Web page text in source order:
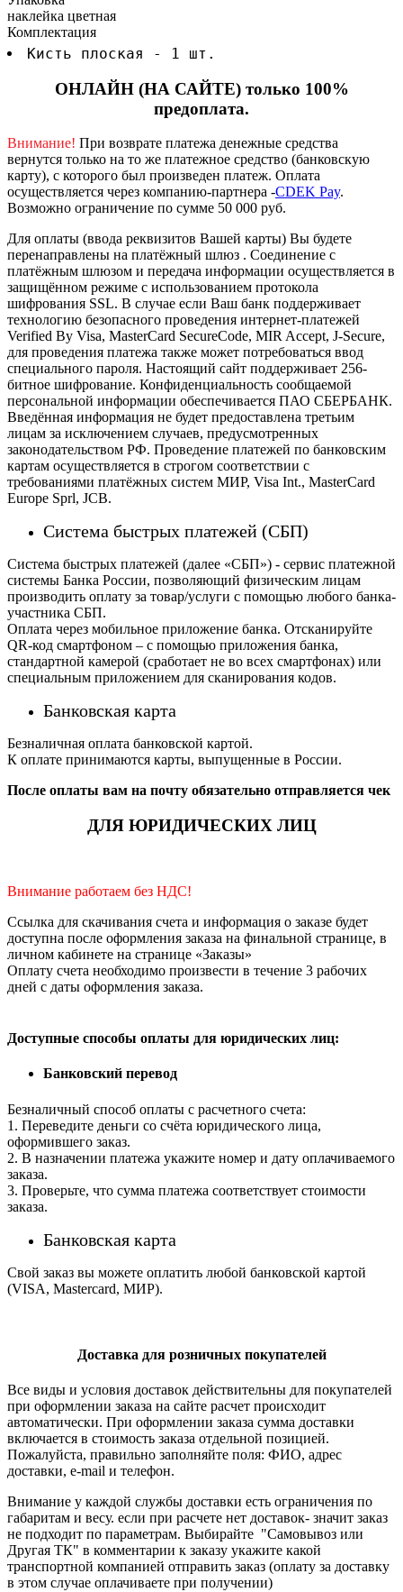
наклейка цветная
Комплектация
Кисть плоская - 1 шт.
ОНЛАЙН (НА САЙТЕ) только 100%
предоплата.
Внимание! При возврате платежа денежные средства
вернутся только на то же платежное средство (банковскую
карту), с которого был произведен платеж. Оплата
осуществляется через компанию-партнера -CDEK Pay.
Возможно ограничение по сумме 50 000 руб.
Для оплаты (ввода реквизитов Вашей карты) Вы будете
перенаправлены на платёжный шлюз . Соединение с
платёжным шлюзом и передача информации осуществляется в
защищённом режиме с использованием протокола
шифрования SSL. В случае если Ваш банк поддерживает
технологию безопасного проведения интернет-платежей
Verified By Visa, MasterCard SecureCode, MIR Accept, J-Secure,
для проведения платежа также может потребоваться ввод
специального пароля. Настоящий сайт поддерживает 256-
битное шифрование. Конфиденциальность сообщаемой
персональной информации обеспечивается ПАО СБЕРБАНК.
Введённая информация не будет предоставлена третьим
лицам за исключением случаев, предусмотренных
законодательством РФ. Проведение платежей по банковским
картам осуществляется в строгом соответствии с
требованиями платёжных систем МИР, Visa Int., MasterCard
Europe Sprl, JCB.
Система быстрых платежей (СБП)
Система быстрых платежей (далее «СБП») - сервис платежной
системы Банка России, позволяющий физическим лицам
производить оплату за товар/услуги с помощью любого банка-
участника СБП.
Оплата через мобильное приложение банка. Отсканируйте
QR-код смартфоном – с помощью приложения банка,
стандартной камерой (сработает не во всех смартфонах) или
специальным приложением для сканирования кодов.
Банковская карта
Безналичная оплата банковской картой.
К оплате принимаются карты, выпущенные в России.
После оплаты вам на почту обязательно отправляется чек
ДЛЯ ЮРИДИЧЕСКИХ ЛИЦ
Внимание работаем без НДС!
Ссылка для скачивания счета и информация о заказе будет
доступна после оформления заказа на финальной странице, в
личном кабинете на странице «Заказы»
Оплату счета необходимо произвести в течение 3 рабочих
дней с даты оформления заказа.
Доступные способы оплаты для юридических лиц:
Банковский перевод
Безналичный способ оплаты с расчетного счета:
1. Переведите деньги со счёта юридического лица,
оформившего заказ.
2. В назначении платежа укажите номер и дату оплачиваемого
заказа.
3. Проверьте, что сумма платежа соответствует стоимости
заказа.
Банковская карта
Свой заказ вы можете оплатить любой банковской картой
(VISA, Mastercard, МИР).
Доставка для розничных покупателей
Все виды и условия доставок действительны для покупателей
при оформлении заказа на сайте расчет происходит
автоматически. При оформлении заказа сумма доставки
включается в стоимость заказа отдельной позицией.
Пожалуйста, правильно заполняйте поля: ФИО, адрес
доставки, e-mail и телефон.
Внимание у каждой службы доставки есть ограничения по
габаритам и весу. если при расчете нет доставок- значит заказ
не подходит по параметрам. Выбирайте "Самовывоз или
Другая ТК" в комментарии к заказу укажите какой
транспортной компанией отправить заказ (оплату за доставку
в этом случае оплачиваете при получении)